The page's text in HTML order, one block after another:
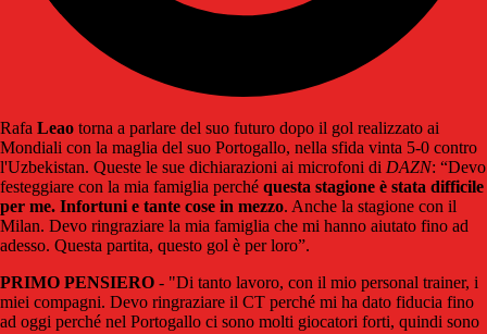
Rafa Leao torna a parlare del suo futuro dopo il gol realizzato ai
Mondiali con la maglia del suo Portogallo, nella sfida vinta 5-0 contro
l'Uzbekistan. Queste le sue dichiarazioni ai microfoni di DAZN: “Devo
festeggiare con la mia famiglia perché questa stagione è stata difficile
per me. Infortuni e tante cose in mezzo. Anche la stagione con il
Milan. Devo ringraziare la mia famiglia che mi hanno aiutato fino ad
adesso. Questa partita, questo gol è per loro”.
PRIMO PENSIERO - "Di tanto lavoro, con il mio personal trainer, i
miei compagni. Devo ringraziare il CT perché mi ha dato fiducia fino
ad oggi perché nel Portogallo ci sono molti giocatori forti, quindi sono